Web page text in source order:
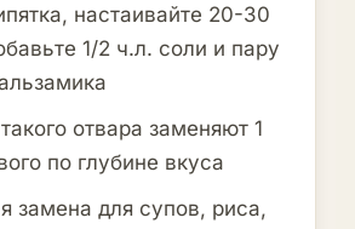
настаивайте 20-30
1/2 ч.л. соли и пару
отвара заменяют 1
по глубине вкуса
замена для супов, риса,